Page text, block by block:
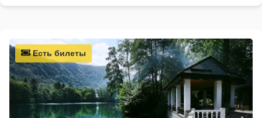
Есть билеты